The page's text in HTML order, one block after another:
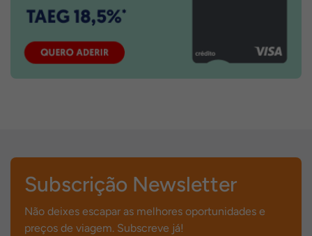
Subscrição Newsletter
Não deixes escapar as melhores oportunidades e
preços de viagem. Subscreve já!